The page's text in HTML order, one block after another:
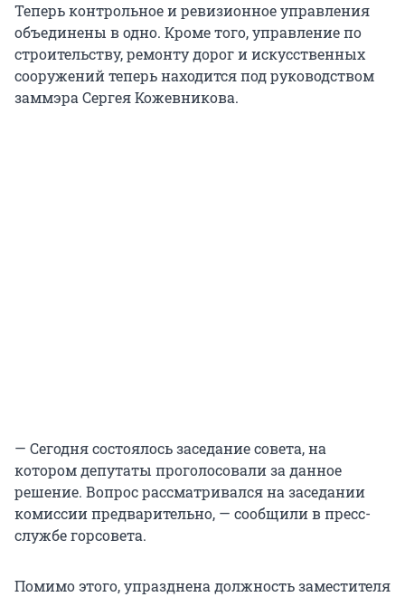
Теперь контрольное и ревизионное управления
объединены в одно. Кроме того, управление по
строительству, ремонту дорог и искусственных
сооружений теперь находится под руководством
заммэра Сергея Кожевникова.
— Сегодня состоялось заседание совета, на
котором депутаты проголосовали за данное
решение. Вопрос рассматривался на заседании
комиссии предварительно, — сообщили в пресс-
службе горсовета.
Помимо этого, упразднена должность заместителя